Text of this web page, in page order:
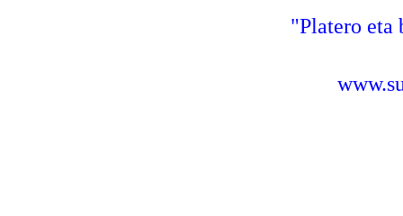
"Platero eta